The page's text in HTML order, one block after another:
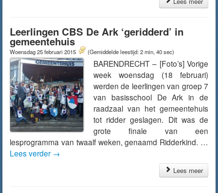
Leerlingen CBS De Ark ‘geridderd’ in
gemeentehuis
Woensdag 25 februari 2015 (Gemiddelde leestijd: 2 min, 40 sec)
BARENDRECHT – [Foto’s] Vorige
week woensdag (18 februari)
werden de leerlingen van groep 7
van basisschool De Ark in de
raadzaal van het gemeentehuis
tot ridder geslagen. Dit was de
grote finale van een
lesprogramma van twaalf weken, genaamd Ridderkind. …
Lees verder →
Lees meer